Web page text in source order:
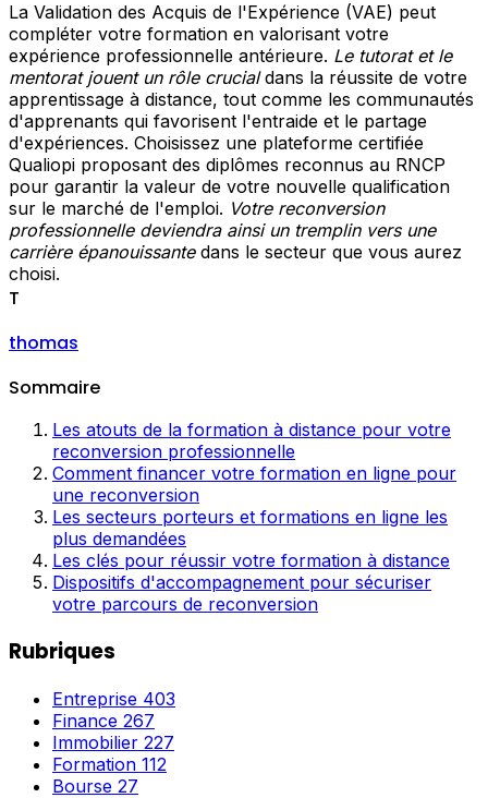
La Validation des Acquis de l'Expérience (VAE) peut
compléter votre formation en valorisant votre
expérience professionnelle antérieure. Le tutorat et le
mentorat jouent un rôle crucialdans la réussite de votre
apprentissage à distance, tout comme les communautés
d'apprenants qui favorisent l'entraide et le partage
d'expériences. Choisissez une plateforme certifiée
Qualiopi proposant des diplômes reconnus au RNCP
pour garantir la valeur de votre nouvelle qualification
sur le marché de l'emploi. Votre reconversion
professionnelle deviendra ainsi un tremplin vers une
carrière épanouissantedans le secteur que vous aurez
choisi.
T
thomas
Sommaire
Les atouts de la formation à distance pour votre
reconversion professionnelle
Comment financer votre formation en ligne pour
une reconversion
Les secteurs porteurs et formations en ligne les
plus demandées
Les clés pour réussir votre formation à distance
Dispositifs d'accompagnement pour sécuriser
votre parcours de reconversion
Rubriques
Entreprise 403
Finance 267
Immobilier 227
Formation 112
Bourse 27